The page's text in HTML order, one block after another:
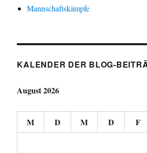
Mannschaftskämpfe
KALENDER DER BLOG-
August 2026
M D M D F